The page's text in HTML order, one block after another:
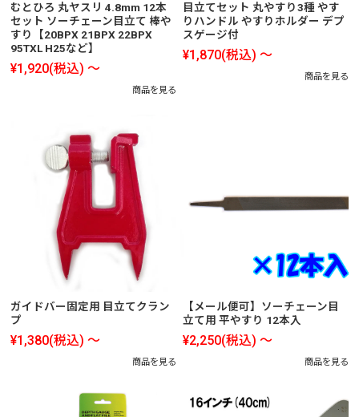
むとひろ 丸ヤスリ 4.8mm 12本
セット ソーチェーン目立て 棒や
すり【20BPX 21BPX 22BPX
95TXL H25など】
¥1,920(税込) ～
商品を見る
目立てセット 丸やすり3種 やす
りハンドル やすりホルダー デプ
スゲージ付
¥1,870(税込) ～
商品を見る
ガイドバー固定用 目立てクラン
プ
¥1,380(税込) ～
商品を見る
【メール便可】ソーチェーン目
立て用 平やすり 12本入
¥2,250(税込) ～
商品を見る